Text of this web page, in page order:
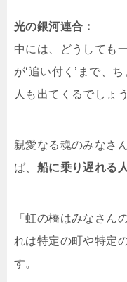
光の銀河連合：
中には、どうしても
が‘追い付く’まで、
人も出てくるでしょう
親愛なる魂のみなさ
ば、 船に乗り遅れる
「虹の橋はみなさ
れは特定の町や特定
す。